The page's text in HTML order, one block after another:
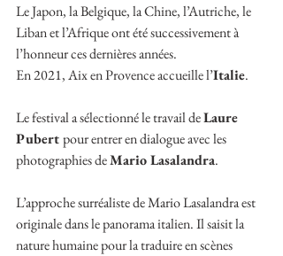
Le Japon, la Belgique, la Chine, l’Autriche, le
Liban et l’Afrique ont été successivement à
l’honneur ces dernières années.
En 2021, Aix en Provence accueille l’Italie.
Le festival a sélectionné le travail de Laure
Pubert pour entrer en dialogue avec les
photographies de Mario Lasalandra.
L’approche surréaliste de Mario Lasalandra est
originale dans le panorama italien. Il saisit la
nature humaine pour la traduire en scènes